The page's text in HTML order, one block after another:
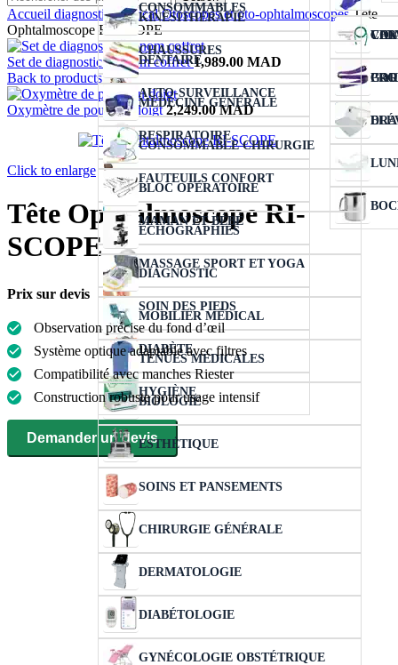
CONSOMMABLES
CHAUSSURES
AUTO-SURVEILLANCE
RESPIRATOIRE
FAUTEUILS CONFORT
MAMAN ET BÉBÉ
MASSAGE SPORT ET YOGA
SOIN DES PIEDS
DIABÈTE
HYGIÈNE
KINÉSITHÉRAPIE
DENTAIRE
MÉDECINE GÉNÉRALE
CONSOMMABLE CHIRURGIE
BLOC OPÉRATOIRE
ÉCHOGRAPHIES
DIAGNOSTIC
MOBILIER MÉDICAL
TENUES MÉDICALES
BIOLOGIE
ESTHÉTIQUE
SOINS ET PANSEMENTS
CHIRURGIE GÉNÉRALE
DERMATOLOGIE
DIABÉTOLOGIE
GYNÉCOLOGIE OBSTÉTRIQUE
Accueil diagnostic médicalOtoscopes et oto-ophtalmoscopesTête
Ophtalmoscope RI-SCOPE
Set de diagnostic econom coffret1,989.00 MAD
Back to products
Oxymètre de pouls au doigt2,249.00MAD
Click to enlarge
Tête Ophtalmoscope RI-
SCOPE
Prix sur devis
Observation précise du fond d’œil
Système optique adaptable avec filtres
Compatibilité avec manches Riester
Construction robuste pour usage intensif
Demander un devis